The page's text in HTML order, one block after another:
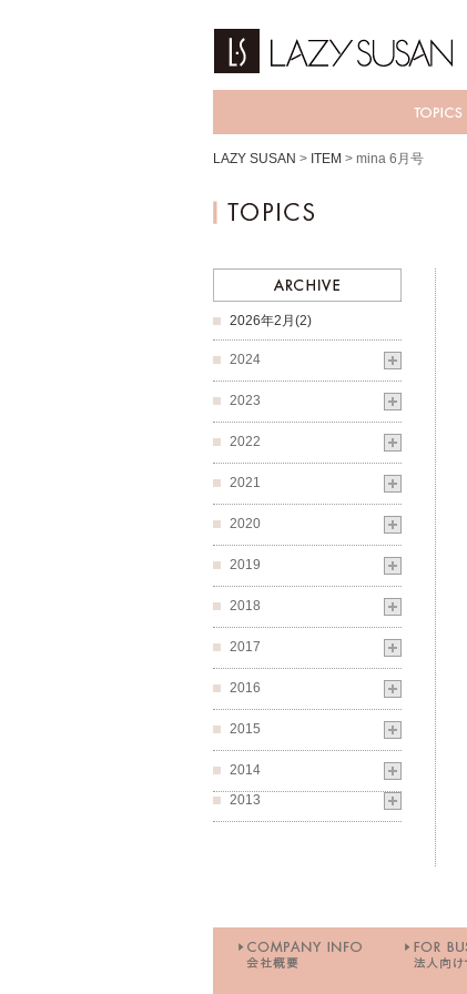
LAZY SUSAN > ITEM > mina 6月号
2026年2月(2)
2024
2023
2022
2021
2020
2019
2018
2017
2016
2015
2014
2013